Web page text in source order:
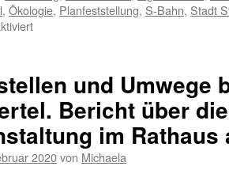
, Ökologie, Planfeststellung, S-Bahn, Stadt
und Umwege
Bericht über die
im Rathaus
2020von Michaela